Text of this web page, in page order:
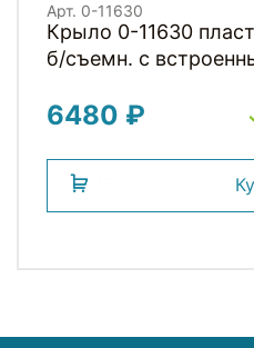
Арт. 0-11630
Крыло 0-11630
б/съемн. с
черное (Германия)
6480 ₽